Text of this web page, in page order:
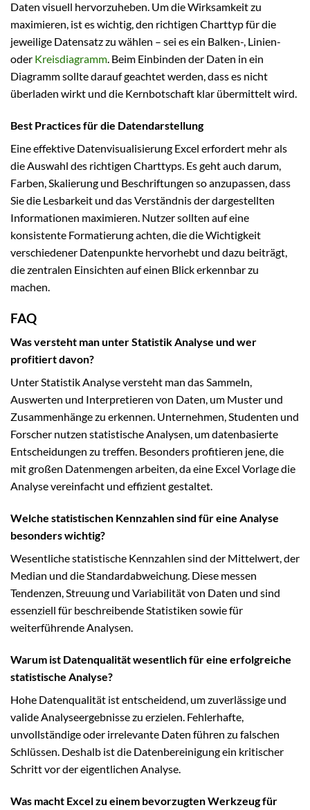
Daten visuell hervorzuheben. Um die Wirksamkeit zu
maximieren, ist es wichtig, den richtigen Charttyp für die
jeweilige Datensatz zu wählen – sei es ein Balken-, Linien-
oder Kreisdiagramm. Beim Einbinden der Daten in ein
Diagramm sollte darauf geachtet werden, dass es nicht
überladen wirkt und die Kernbotschaft klar übermittelt wird.
Best Practices für die Datendarstellung
Eine effektive Datenvisualisierung Excel erfordert mehr als
die Auswahl des richtigen Charttyps. Es geht auch darum,
Farben, Skalierung und Beschriftungen so anzupassen, dass
Sie die Lesbarkeit und das Verständnis der dargestellten
Informationen maximieren. Nutzer sollten auf eine
konsistente Formatierung achten, die die Wichtigkeit
verschiedener Datenpunkte hervorhebt und dazu beiträgt,
die zentralen Einsichten auf einen Blick erkennbar zu
machen.
FAQ
Was versteht man unter Statistik Analyse und wer
profitiert davon?
Unter Statistik Analyse versteht man das Sammeln,
Auswerten und Interpretieren von Daten, um Muster und
Zusammenhänge zu erkennen. Unternehmen, Studenten und
Forscher nutzen statistische Analysen, um datenbasierte
Entscheidungen zu treffen. Besonders profitieren jene, die
mit großen Datenmengen arbeiten, da eine Excel Vorlage die
Analyse vereinfacht und effizient gestaltet.
Welche statistischen Kennzahlen sind für eine Analyse
besonders wichtig?
Wesentliche statistische Kennzahlen sind der Mittelwert, der
Median und die Standardabweichung. Diese messen
Tendenzen, Streuung und Variabilität von Daten und sind
essenziell für beschreibende Statistiken sowie für
weiterführende Analysen.
Warum ist Datenqualität wesentlich für eine erfolgreiche
statistische Analyse?
Hohe Datenqualität ist entscheidend, um zuverlässige und
valide Analyseergebnisse zu erzielen. Fehlerhafte,
unvollständige oder irrelevante Daten führen zu falschen
Schlüssen. Deshalb ist die Datenbereinigung ein kritischer
Schritt vor der eigentlichen Analyse.
Was macht Excel zu einem bevorzugten Werkzeug für